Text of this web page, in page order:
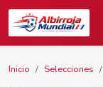
Inicio Selecciones